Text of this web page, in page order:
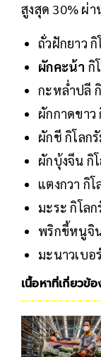
สูงสุด 30% ผ่า
ถั่วฝักยาว
ผักคะน้า กิ
กะหล่ำปลี
ผักกาดขาว
ผักชี กิโลก
ผักบุ้งจีน กิ
แตงกวา กิ
มะระ กิโล
พริกขี้หนูจิ
มะนาวเบอ
เนื้อหาที่เกี่ยวข้